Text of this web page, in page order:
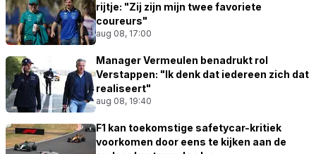
rijtje: "Zij zijn mijn twee favoriete
coureurs"
aug 08, 17:00
Manager Vermeulen benadrukt rol
Verstappen: "Ik denk dat iedereen zich dat
realiseert"
aug 08, 19:40
F1 kan toekomstige safetycar-kritiek
voorkomen door eens te kijken aan de